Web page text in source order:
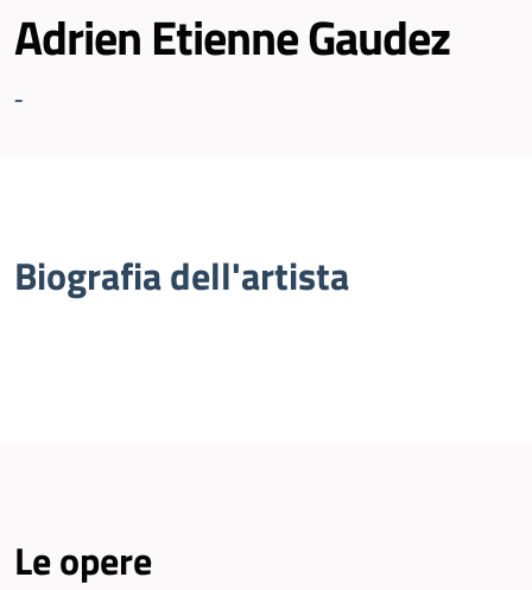
Adrien Etienne Gaudez
-
Biografia dell'artista
Le opere